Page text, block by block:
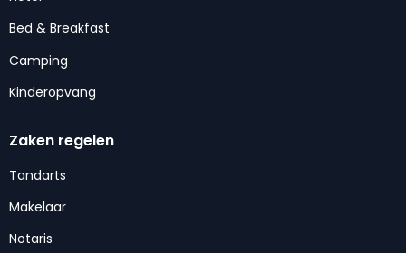
Bed & Breakfast
Camping
Kinderopvang
Zaken regelen
Tandarts
Makelaar
Notaris